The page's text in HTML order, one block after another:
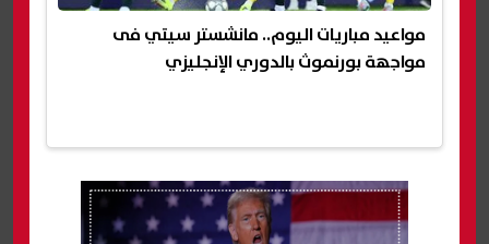
مواعيد مباريات اليوم.. مانشستر سيتي فى
مواجهة بورنموث بالدوري الإنجليزي